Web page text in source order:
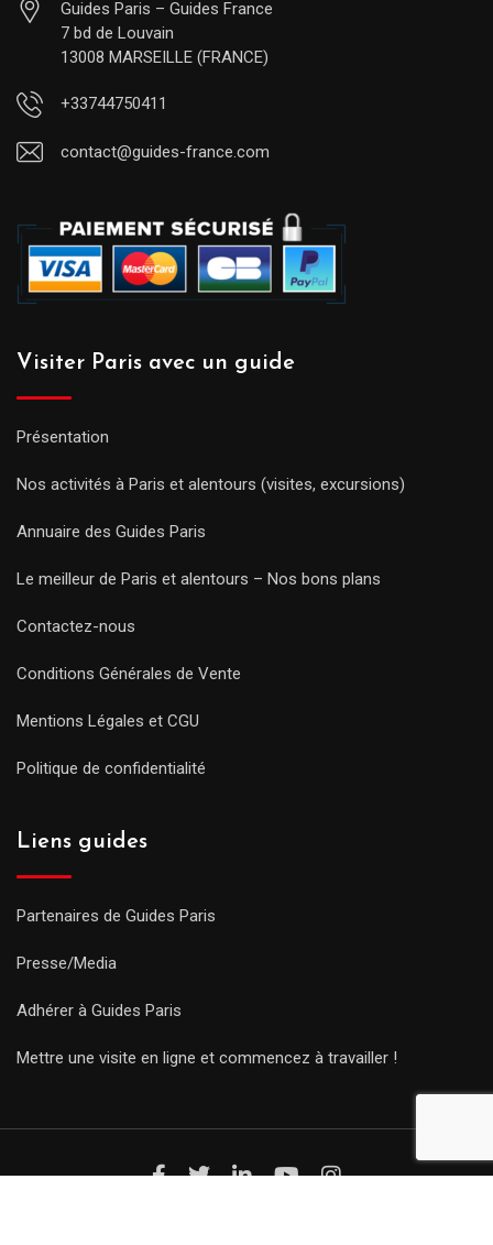
Guides Paris – Guides France
7 bd de Louvain
13008 MARSEILLE (FRANCE)
+33744750411
contact@guides-france.com
Visiter Paris avec un guide
Présentation
Nos activités à Paris et alentours (visites, excursions)
Annuaire des Guides Paris
Le meilleur de Paris et alentours – Nos bons plans
Contactez-nous
Conditions Générales de Vente
Mentions Légales et CGU
Politique de confidentialité
Liens guides
Partenaires de Guides Paris
Presse/Media
Adhérer à Guides Paris
Mettre une visite en ligne et commencez à travailler !